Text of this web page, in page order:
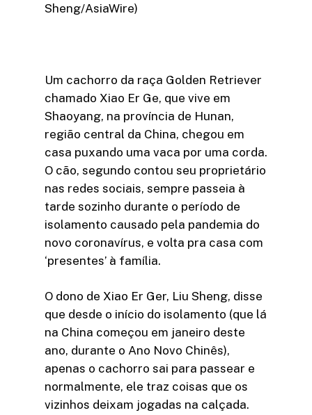
Sheng/AsiaWire)
Um cachorro da raça Golden Retriever
chamado Xiao Er Ge, que vive em
Shaoyang, na província de Hunan,
região central da China, chegou em
casa puxando uma vaca por uma corda.
O cão, segundo contou seu proprietário
nas redes sociais, sempre passeia à
tarde sozinho durante o período de
isolamento causado pela pandemia do
novo coronavírus, e volta pra casa com
‘presentes’ à família.
O dono de Xiao Er Ger, Liu Sheng, disse
que desde o início do isolamento (que lá
na China começou em janeiro deste
ano, durante o Ano Novo Chinês),
apenas o cachorro sai para passear e
normalmente, ele traz coisas que os
vizinhos deixam jogadas na calçada.